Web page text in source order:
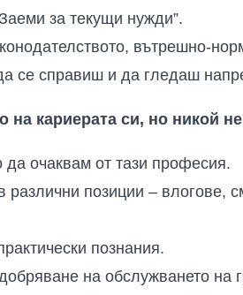
за текущи нужди”.
вътрешно-
се справиш и да гледаш
на кариерата си, но никой
да очаквам от тази професия.
различни позиции – влогове,
познания.
на обслужването на